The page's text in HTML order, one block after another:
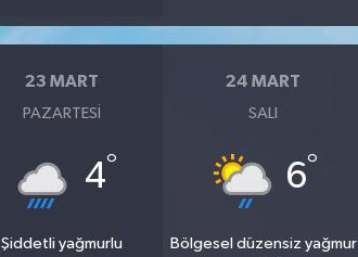
23 MART
PAZARTESI
4°
Şiddetli yağmurlu
24 MART
SALI
6°
Bölgesel düzensiz yağmur